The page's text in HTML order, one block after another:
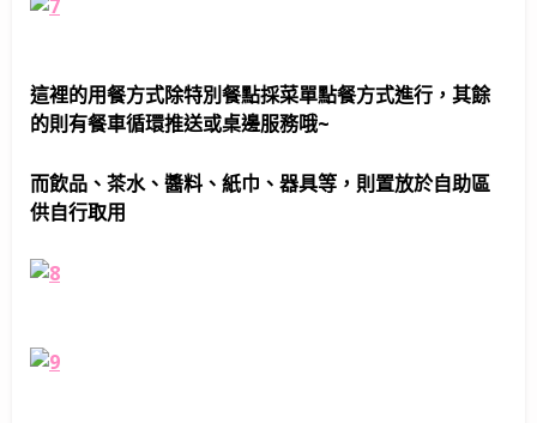
這裡的用餐方式除特別餐點採菜單點餐方式進行，其餘
的則有餐車循環推送或桌邊服務哦~
而飲品、茶水、醬料、紙巾、器具等，則置放於自助區
供自行取用